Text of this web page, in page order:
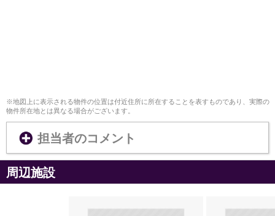
※地図上に表示される物件の位置は付近住所に所在することを表すものであり、実際の
物件所在地とは異なる場合がございます。
担当者のコメント
周辺施設